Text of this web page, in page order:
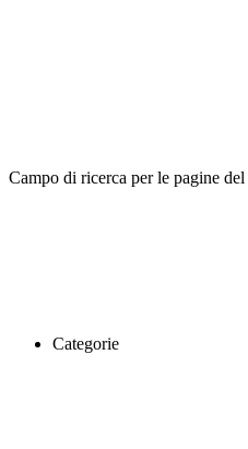
Campo di ricerca per le pagine
Categorie